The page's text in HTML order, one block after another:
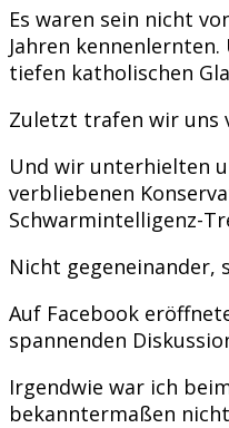
Es waren sein nicht
Jahren
tiefen katholischen
Zuletzt trafen wir uns
Und wir unterhielten
verbliebenen
Schwarmintelligenz-
Nicht gegeneinander,
Auf Facebook
spannenden
Irgendwie war ich
bekanntermaßen